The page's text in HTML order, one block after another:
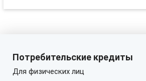
Потребительские кредиты
Для физических лиц